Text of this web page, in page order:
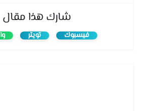
شارك هذا مقال
فيسبوك تويتر